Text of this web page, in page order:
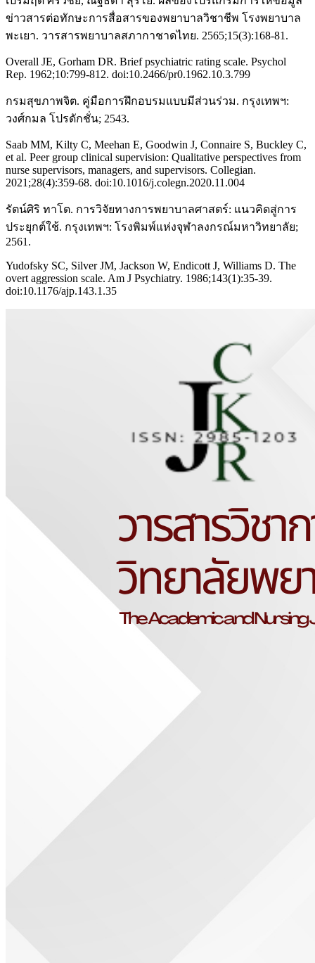
ข่าวสารต่อทักษะการสื่อสารของพยาบาลวิชาชีพ โรงพยาบาล
พะเยา. วารสารพยาบาลสภากาชาดไทย. 2565;15(3):168-81.
Overall JE, Gorham DR. Brief psychiatric rating scale. Psychol
Rep. 1962;10:799-812. doi:10.2466/pr0.1962.10.3.799
กรมสุขภาพจิต. คู่มือการฝึกอบรมแบบมีส่วนร่วม. กรุงเทพฯ:
วงศ์กมล โปรดักชั่น; 2543.
Saab MM, Kilty C, Meehan E, Goodwin J, Connaire S, Buckley C,
et al. Peer group clinical supervision: Qualitative perspectives from
nurse supervisors, managers, and supervisors. Collegian.
2021;28(4):359-68. doi:10.1016/j.colegn.2020.11.004
รัตน์ศิริ ทาโต. การวิจัยทางการพยาบาลศาสตร์: แนวคิดสู่การ
ประยุกต์ใช้. กรุงเทพฯ: โรงพิมพ์แห่งจุฬาลงกรณ์มหาวิทยาลัย;
2561.
Yudofsky SC, Silver JM, Jackson W, Endicott J, Williams D. The
overt aggression scale. Am J Psychiatry. 1986;143(1):35-39.
doi:10.1176/ajp.143.1.35